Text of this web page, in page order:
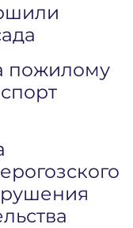
пожилому